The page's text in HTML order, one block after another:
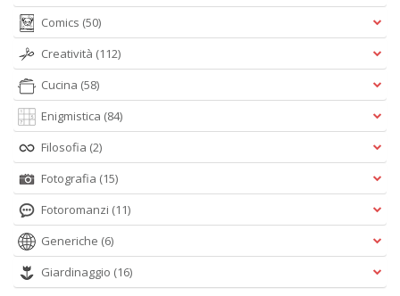
Comics (50)
Creatività (112)
Cucina (58)
Enigmistica (84)
Filosofia (2)
Fotografia (15)
Fotoromanzi (11)
Generiche (6)
Giardinaggio (16)